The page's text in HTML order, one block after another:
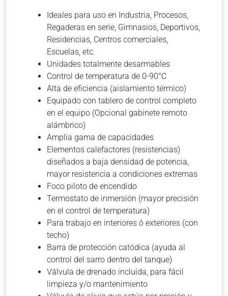
Ideales para uso en Industria, Procesos,
Regaderas en serie, Gimnasios, Deportivos,
Residencias, Centros comerciales,
Escuelas, etc.
Unidades totalmente desarmables
Control de temperatura de 0-90°C
Alta de eficiencia (aislamiento térmico)
Equipado con tablero de control completo
en el equipo (Opcional gabinete remoto
alámbrico)
Amplia gama de capacidades
Elementos calefactores (resistencias)
diseñados a baja densidad de potencia,
mayor resistencia a condiciones extremas
Foco piloto de encendido
Termostato de inmersión (mayor precisión
en el control de temperatura)
Para trabajo en interiores ó exteriores (con
techo)
Barra de protección catódica (ayuda al
control del sarro dentro del tanque)
Válvula de drenado incluída, para fácil
limpieza y/o mantenimiento